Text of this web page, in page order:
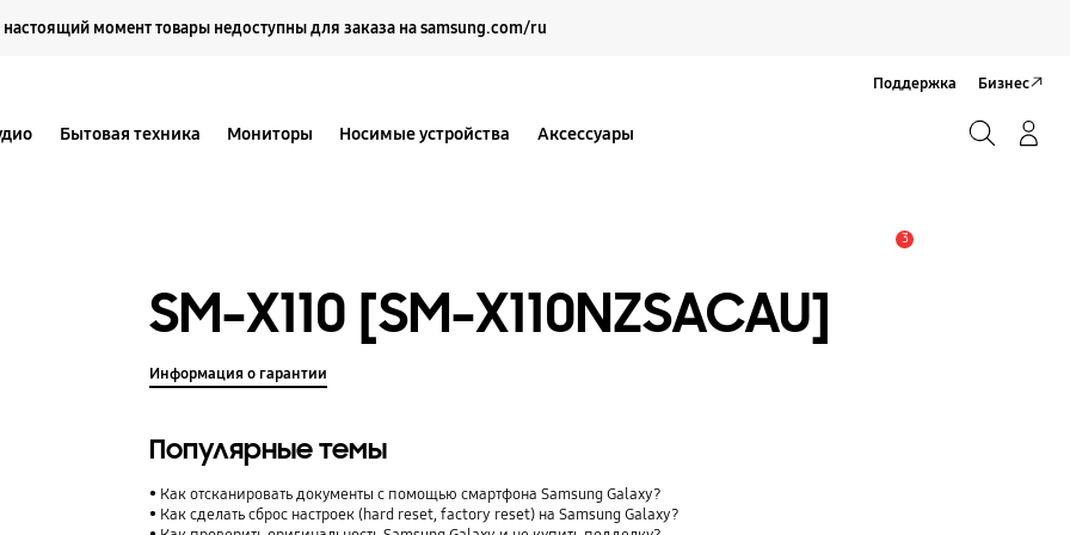
настоящий момент товары недоступны для заказа на samsung.com/ru
Бытовая техника Мониторы Носимые устройства Аксессуары
Поддержка Бизнес
3
SM-X110 [SM-X110NZSACAU]
Информация о гарантии
Популярные темы
Как отсканировать документы с помощью смартфона Samsung Galaxy?
Как сделать сброс настроек (hard reset, factory reset) на Samsung Galaxy?